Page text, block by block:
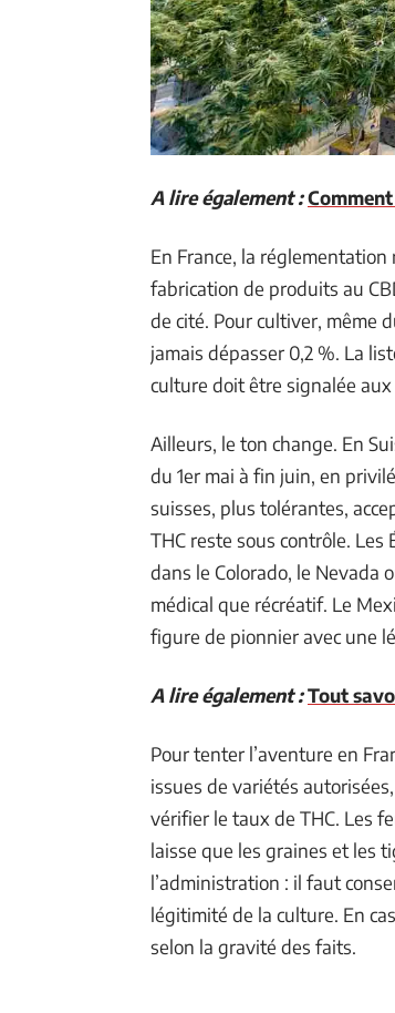
A lire également :
En France, la
fabrication de produits au
de cité. Pour cultiver, même
jamais dépasser 0,2 %. La
culture doit être signalée
Ailleurs, le ton change. En
du 1er mai à fin juin, en
suisses, plus tolérantes,
THC reste sous contrôle.
dans le Colorado, le Nevada
médical que récréatif. Le
figure de pionnier avec une
A lire également :Tout
Pour tenter l’aventure en
issues de variétés
vérifier le taux de THC. Les
laisse que les graines et les
l’administration : il faut
légitimité de la culture. En
selon la gravité des faits.